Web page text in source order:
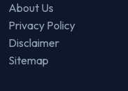
About Us
Privacy Policy
Disclaimer
Sitemap